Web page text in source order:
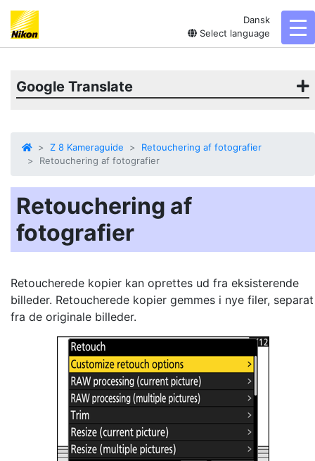
Dansk
Select language
Google Translate
Z 8 Kameraguide
Retouchering af fotografier
Retouchering af fotografier
Retouchering af
fotografier
Retoucherede kopier kan oprettes ud fra eksisterende
billeder. Retoucherede kopier gemmes i nye filer, separat
fra de originale billeder.